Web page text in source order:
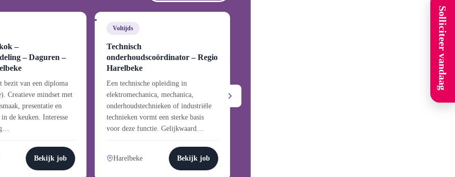
–
– Daguren –
bezit van een diploma
Creatieve mindset met
presentatie en
de keuken. Interesse
Bekijk job
Voltijds
Technisch
onderhoudscoördinator – Regio
Harelbeke
Een technische opleiding in
elektromechanica, mechanica,
onderhoudstechnieken of industriële
technieken vormt een sterke basis
voor deze functie. Gelijkwaard…
Harelbeke Bekijk job
Solliciteer vandaag